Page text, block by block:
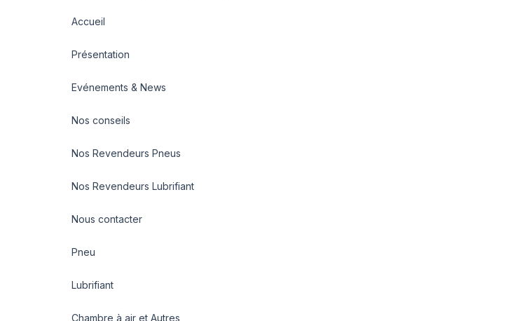
Accueil
Présentation
Evénements & News
Nos conseils
Nos Revendeurs Pneus
Nos Revendeurs Lubrifiant
Nous contacter
Pneu
Lubrifiant
Chambre à air et Autres